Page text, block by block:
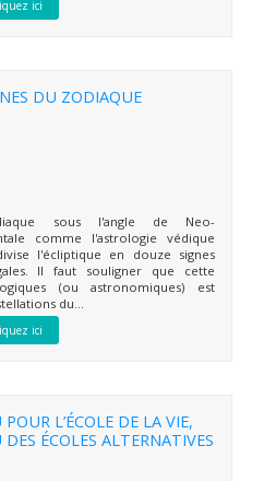
ici
DU ZODIAQUE
sous l'angle de Neo-
comme l'astrologie védique
l'écliptique en douze signes
Il faut souligner que cette
(ou astronomiques) est
du...
ici
POUR L’ÉCOLE DE LA VIE,
DES ÉCOLES ALTERNATIVES